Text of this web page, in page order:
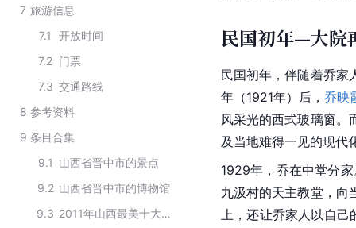
7 旅游信息
7.1
开放时间
7.2 门票
7.3 交通路线
8 参考资料
9 条目合集
9.1 山西省晋中市的景点
9.2 山西省晋中市的博物馆
9.3
2011年山西最美十大文物景观
民国初年—大院
民国初年，伴随着乔家
年（1921年）后，乔映
风采光的西式玻璃窗。
及当地难得一见的现代
1929年，乔在中堂分
九汲村的天主教堂，向
上，还让乔家人以自己